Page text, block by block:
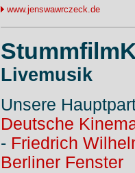
www.jenswawrczeck.de
Livemusik
Unsere
Deutsche
- Friedrich
Berliner Fenster